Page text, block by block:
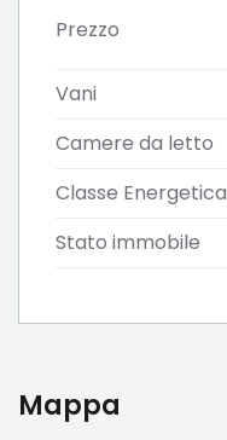
Prezzo
Vani
Camere da letto
Classe Energetica
Stato immobile
Mappa